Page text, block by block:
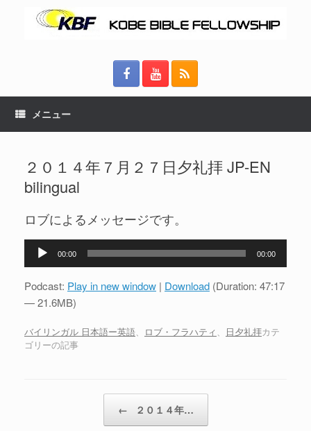
メニュー
２０１４年７月２７日夕礼拝 JP-EN
bilingual
ロブによるメッセージです。
プ
ヤ
ー
00:00 00:00
Podcast: Play in new window | Download (Duration: 47:17
— 21.6MB)
バイリンガル 日本語ー英語、 ロブ・フラハティ、 日夕礼拝カテ
ゴリーの記事
← ２０１４年…